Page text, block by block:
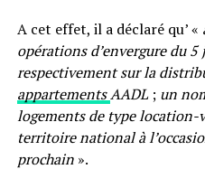
A cet effet, il a déclaré qu’ «
opérations d’envergure du
respectivement sur la
appartementsAADL ;un
logements de type location-
territoire national à
prochain».